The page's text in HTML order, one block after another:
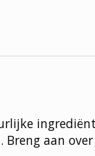
aan